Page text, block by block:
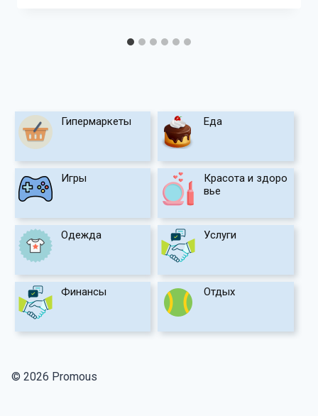
Гипермаркеты Еда
Игры
Красота и здоро
вье
Одежда Услуги
Финансы Отдых
© 2026 Promous